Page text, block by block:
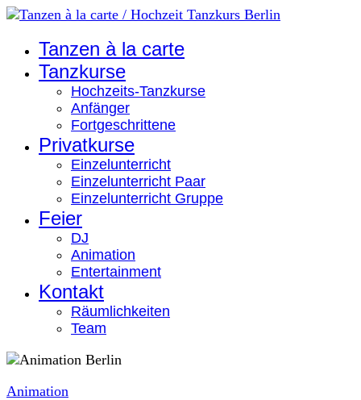
Tanzen à la carte
Tanzkurse
Hochzeits-Tanzkurse
Anfänger
Fortgeschrittene
Privatkurse
Einzelunterricht
Einzelunterricht Paar
Einzelunterricht Gruppe
Feier
DJ
Animation
Entertainment
Kontakt
Räumlichkeiten
Team
Animation